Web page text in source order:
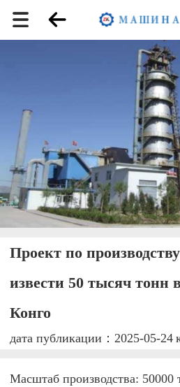
Проект по
извести 50 тысяч тонн
Конго
дата публикации：2025-05-24
Масштаб производства: 50000